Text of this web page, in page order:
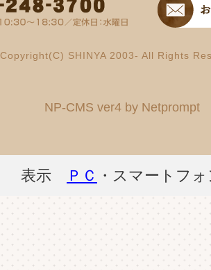
Copyright(C) SHINYA 2003- All Rights
NP-CMS ver4 by Netprompt
表示 ＰＣ ・スマートフ